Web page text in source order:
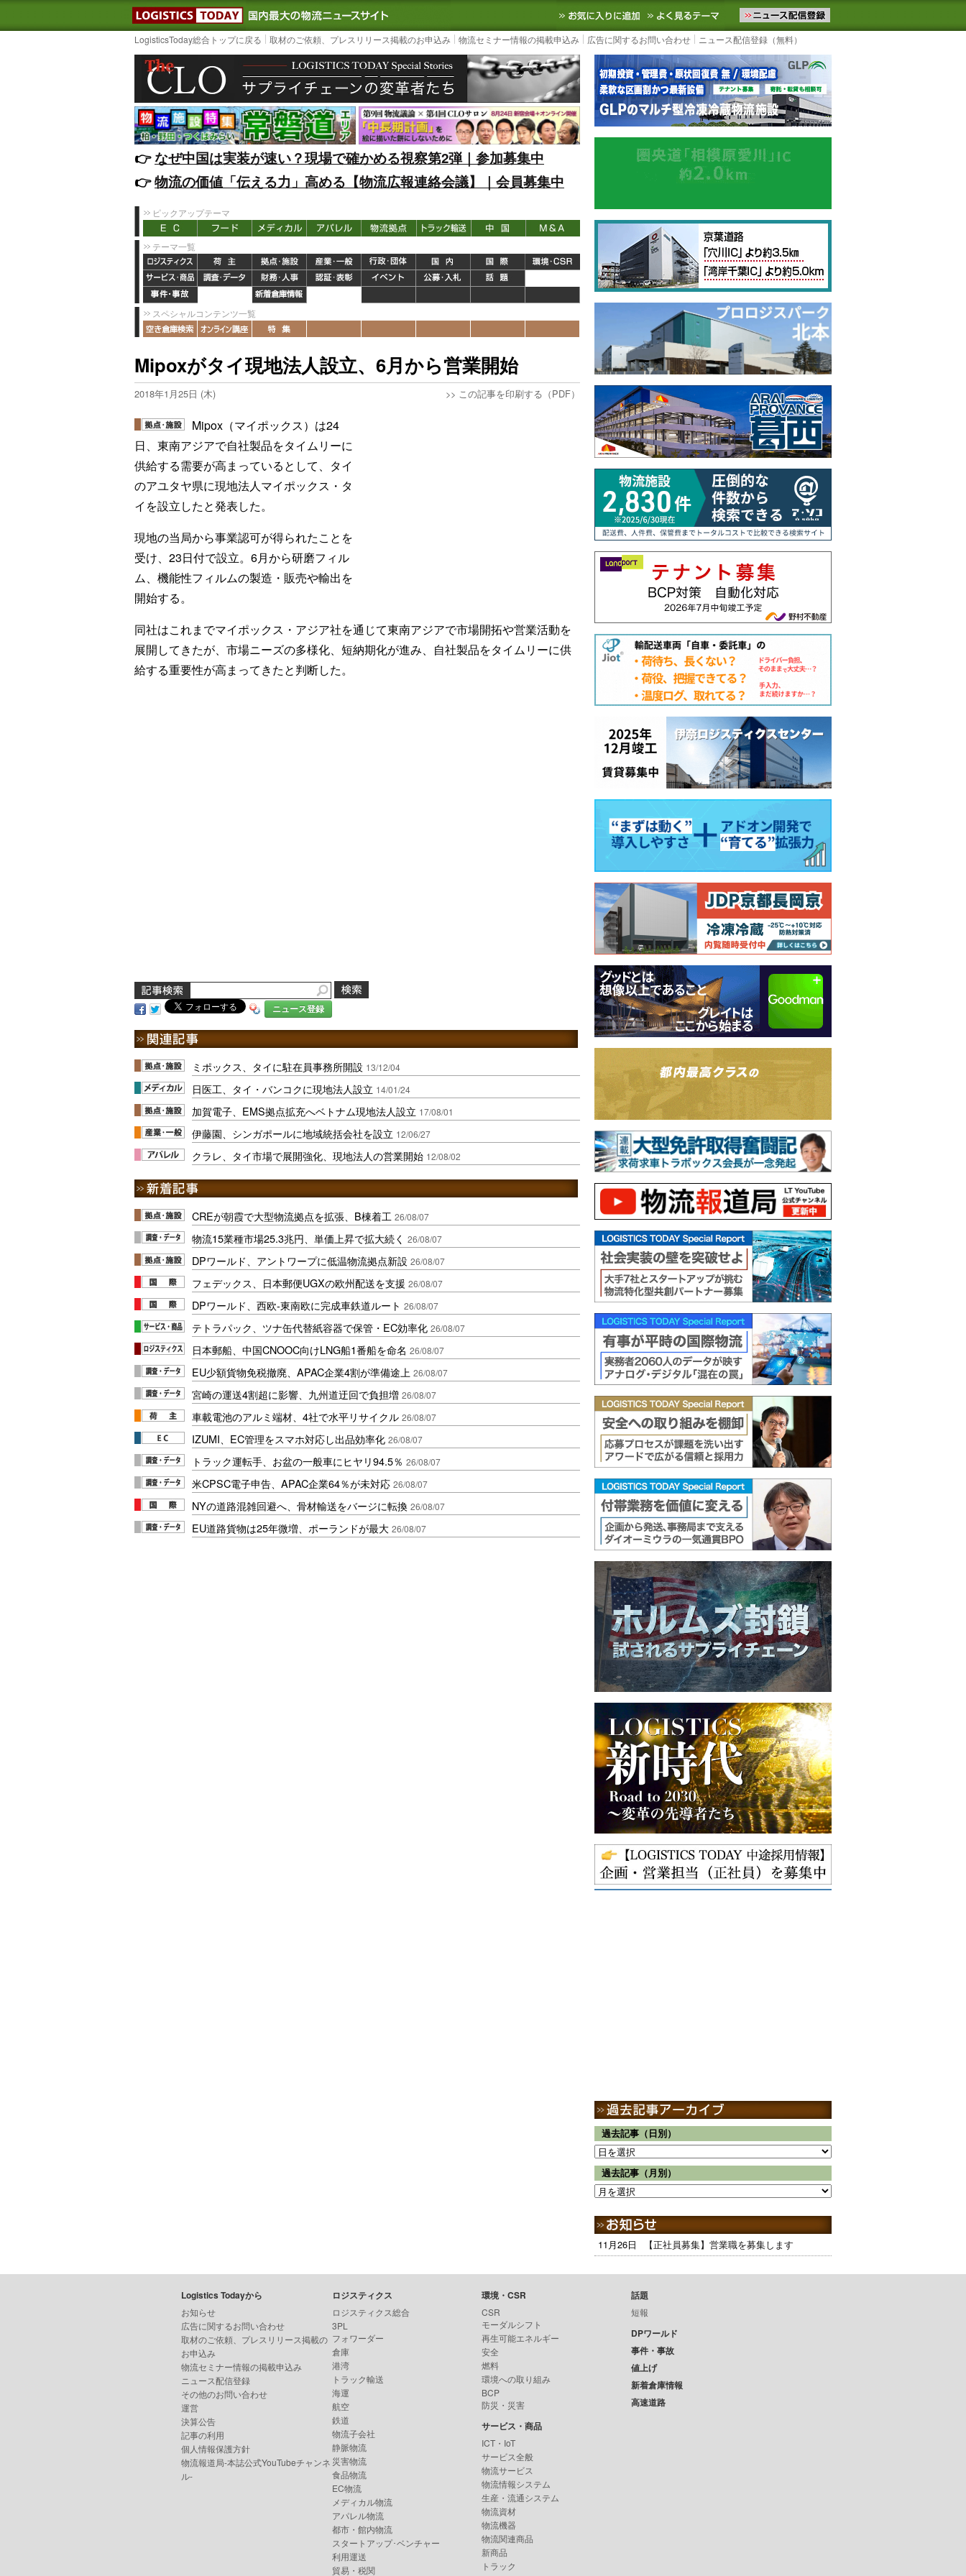
LOGISTICS TODAY｜国内最大の物流ニュースサイト3PL, SCMなど国内外の最新の物流ニュースをお届けします。物流ニュースメール配信を登録す
お気に入りに追加 よく見るテーマ
LogisticsToday総合トップに戻る 取材のご依頼、プレスリリース掲載のお申込み 物流セミナー情報の掲載申込み 広告に関するお問い合わせ ニュース配信登録（無料）
👉️なぜ中国は実装が速い？現場で確かめる視察第2弾｜参加募集中
👉️物流の価値「伝える力」高める【物流広報連絡会議】｜会員募集中
ピックアップテーマ
テーマ一覧
スペシャルコンテンツ一覧
Mipoxがタイ現地法人設立、6月から営業開始
2018年1月25日 (木) >> この記事を印刷する（PDF）
Mipox（マイポックス）は24
日、東南アジアで自社製品をタイムリーに
供給する需要が高まっているとして、タイ
のアユタヤ県に現地法人マイポックス・タ
イを設立したと発表した。
現地の当局から事業認可が得られたことを
受け、23日付で設立。6月から研磨フィル
ム、機能性フィルムの製造・販売や輸出を
開始する。
同社はこれまでマイポックス・アジア社を通じて東南アジアで市場開拓や営業活動を
展開してきたが、市場ニーズの多様化、短納期化が進み、自社製品をタイムリーに供
給する重要性が高まってきたと判断した。
ニュース登録
ミポックス、タイに駐在員事務所開設 13/12/04
日医工、タイ・バンコクに現地法人設立 14/01/24
加賀電子、EMS拠点拡充へベトナム現地法人設立 17/08/01
伊藤園、シンガポールに地域統括会社を設立 12/06/27
クラレ、タイ市場で展開強化、現地法人の営業開始 12/08/02
CREが朝霞で大型物流拠点を拡張、B棟着工 26/08/07
物流15業種市場25.3兆円、単価上昇で拡大続く 26/08/07
DPワールド、アントワープに低温物流拠点新設 26/08/07
フェデックス、日本郵便UGXの欧州配送を支援 26/08/07
DPワールド、西欧-東南欧に完成車鉄道ルート 26/08/07
テトラパック、ツナ缶代替紙容器で保管・EC効率化 26/08/07
日本郵船、中国CNOOC向けLNG船1番船を命名 26/08/07
EU少額貨物免税撤廃、APAC企業4割が準備途上 26/08/07
宮崎の運送4割超に影響、九州道迂回で負担増 26/08/07
車載電池のアルミ端材、4社で水平リサイクル 26/08/07
IZUMI、EC管理をスマホ対応し出品効率化 26/08/07
トラック運転手、お盆の一般車にヒヤリ94.5％ 26/08/07
米CPSC電子申告、APAC企業64％が未対応 26/08/07
NYの道路混雑回避へ、骨材輸送をバージに転換 26/08/07
EU道路貨物は25年微増、ポーランドが最大 26/08/07
過去記事（日別）
過去記事（月別）
11月26日 【正社員募集】営業職を募集します
Logistics Todayから
お知らせ
広告に関するお問い合わせ
取材のご依頼、プレスリリース掲載の
お申込み
物流セミナー情報の掲載申込み
ニュース配信登録
その他のお問い合わせ
運営
決算公告
記事の利用
個人情報保護方針
物流報道局-本誌公式YouTubeチャンネ
ル-
ロジスティクス
ロジスティクス総合
3PL
フォワーダー
倉庫
港湾
トラック輸送
海運
航空
鉄道
物流子会社
静脈物流
災害物流
食品物流
EC物流
メディカル物流
アパレル物流
都市・館内物流
スタートアップ･ベンチャー
利用運送
貿易・税関
環境・CSR
CSR
モーダルシフト
再生可能エネルギー
安全
燃料
環境への取り組み
BCP
防災・災害
サービス・商品
ICT・IoT
サービス全般
物流サービス
物流情報システム
生産・流通システム
物流資材
物流機器
物流関連商品
新商品
トラック
話題
短報
DPワールド
事件・事故
値上げ
新着倉庫情報
高速道路